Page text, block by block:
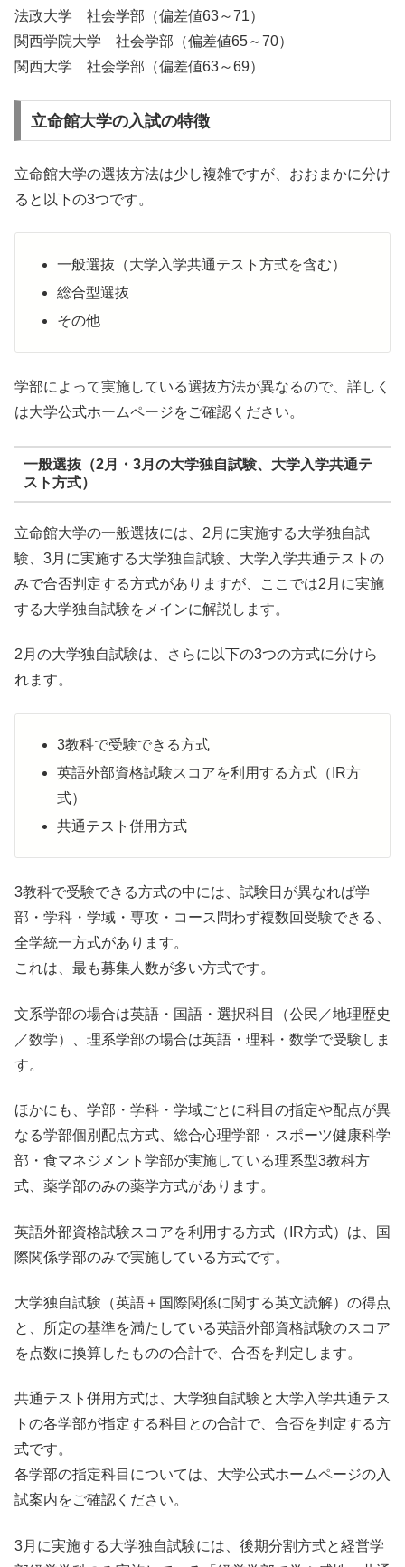
法政大学 社会学部（偏差値63～71）
関西学院大学 社会学部（偏差値65～70）
関西大学 社会学部（偏差値63～69）
立命館大学の入試の特徴
立命館大学の選抜方法は少し複雑ですが、おおまかに分け
ると以下の3つです。
一般選抜（大学入学共通テスト方式を含む）
総合型選抜
その他
学部によって実施している選抜方法が異なるので、詳しく
は大学公式ホームページをご確認ください。
一般選抜（2月・3月の大学独自試験、大学入学共通テ
スト方式）
立命館大学の一般選抜には、2月に実施する大学独自試
験、3月に実施する大学独自試験、大学入学共通テストの
みで合否判定する方式がありますが、ここでは2月に実施
する大学独自試験をメインに解説します。
2月の大学独自試験は、さらに以下の3つの方式に分けら
れます。
3教科で受験できる方式
英語外部資格試験スコアを利用する方式（IR方
式）
共通テスト併用方式
3教科で受験できる方式の中には、試験日が異なれば学
部・学科・学域・専攻・コース問わず複数回受験できる、
全学統一方式があります。
これは、最も募集人数が多い方式です。
文系学部の場合は英語・国語・選択科目（公民／地理歴史
／数学）、理系学部の場合は英語・理科・数学で受験しま
す。
ほかにも、学部・学科・学域ごとに科目の指定や配点が異
なる学部個別配点方式、総合心理学部・スポーツ健康科学
部・食マネジメント学部が実施している理系型3教科方
式、薬学部のみの薬学方式があります。
英語外部資格試験スコアを利用する方式（IR方式）は、国
際関係学部のみで実施している方式です。
大学独自試験（英語＋国際関係に関する英文読解）の得点
と、所定の基準を満たしている英語外部資格試験のスコア
を点数に換算したものの合計で、合否を判定します。
共通テスト併用方式は、大学独自試験と大学入学共通テス
トの各学部が指定する科目との合計で、合否を判定する方
式です。
各学部の指定科目については、大学公式ホームページの入
試案内をご確認ください。
3月に実施する大学独自試験には、後期分割方式と経営学